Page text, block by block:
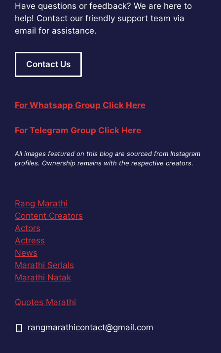
Have questions or feedback? We are here to
help! Contact our friendly support team via
email for assistance.
Contact Us
For Whatsapp Group Click Here
For Telegram Group Click Here
All images featured on this blog are sourced from Instagram
profiles. Ownership remains with the respective creators.
Rang Marathi
Content Creators
Actors
Actress
News
Marathi Serials
Marathi Natak
Quotes Marathi
rangmarathicontact@gmail.com